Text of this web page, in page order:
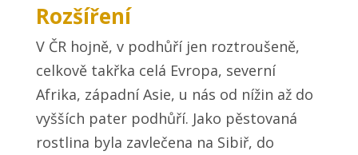
Rozšíření
V ČR hojně, v podhůří jen roztroušeně,
celkově takřka celá Evropa, severní
Afrika, západní Asie, u nás od nížin až do
vyšších pater podhůří. Jako pěstovaná
rostlina byla zavlečena na Sibiř, do